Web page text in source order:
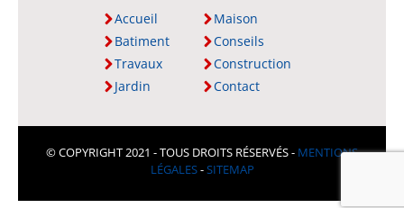
Accueil
Batiment
Travaux
Jardin
Maison
Conseils
Construction
Contact
© COPYRIGHT 2021 - TOUS DROITS RÉSERVÉS - MENTIONS
LÉGALES-SITEMAP